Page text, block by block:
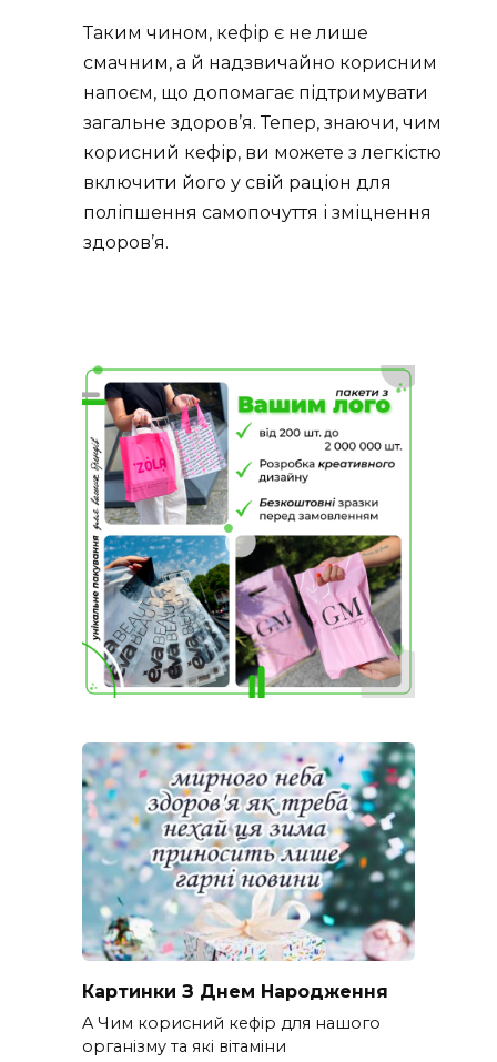
Таким чином, кефір є не лише
смачним, а й надзвичайно корисним
напоєм, що допомагає підтримувати
загальне здоров’я. Тепер, знаючи, чим
корисний кефір, ви можете з легкістю
включити його у свій раціон для
поліпшення самопочуття і зміцнення
здоров’я.
Картинки З Днем Народження
A Чим корисний кефір для нашого
організму та які вітаміни